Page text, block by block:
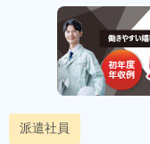
派遣社員